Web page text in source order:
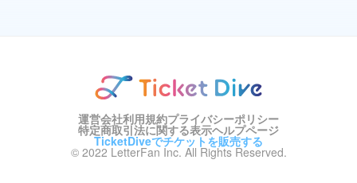
運営会社利用規約プライバシーポリシー
特定商取引法に関する表示ヘルプページ
TicketDiveでチケットを販売する
© 2022 LetterFan Inc. All Rights Reserved.